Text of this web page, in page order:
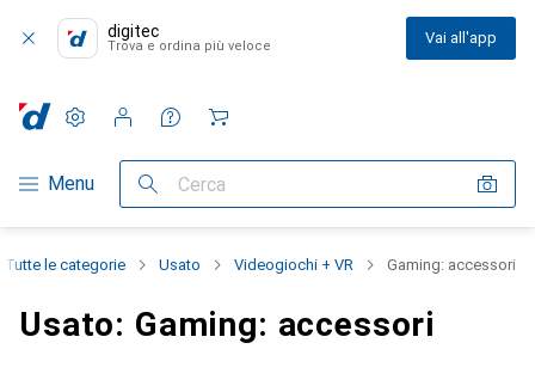
digitec
Trova e ordina più veloce Vai all'app
Categoria Navigazione
Menu Cerca
Impostazioni
Conto cliente
Liste di confronto
Liste dei desideri
Carrello
Tutte le categorie Usato Videogiochi + VR Gaming: accessori
Usato: Gaming: accessori